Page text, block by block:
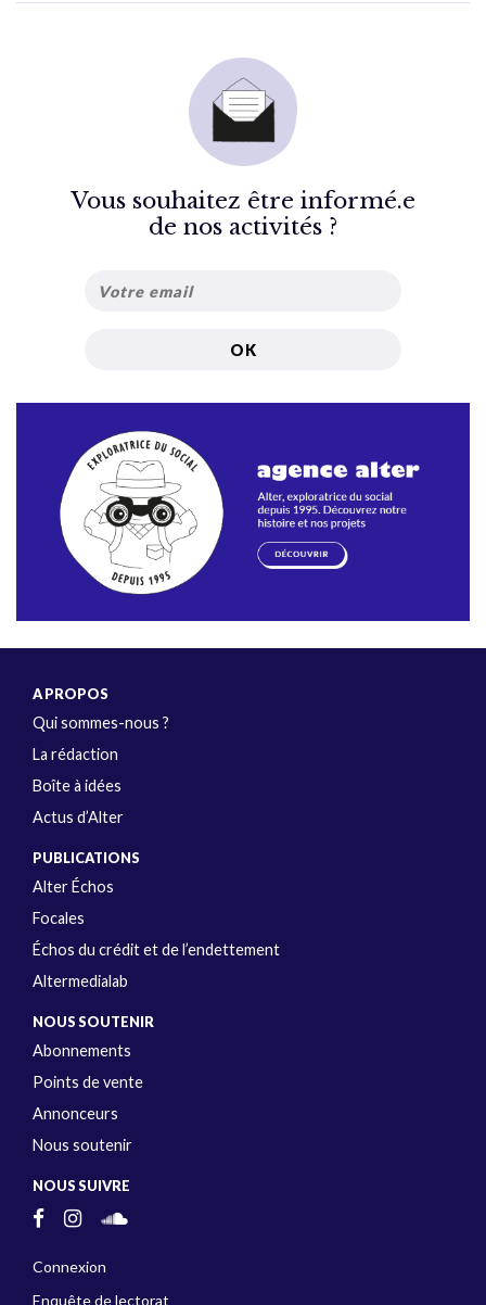
Vous souhaitez être informé.e
de nos activités ?
A PROPOS
Qui sommes-nous ?
La rédaction
Boîte à idées
Actus d’Alter
PUBLICATIONS
Alter Échos
Focales
Échos du crédit et de l’endettement
Altermedialab
NOUS SOUTENIR
Abonnements
Points de vente
Annonceurs
Nous soutenir
NOUS SUIVRE
Connexion
Enquête de lectorat